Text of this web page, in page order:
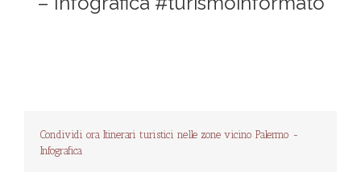
Condividi ora Itinerari turistici nelle zone vicino Palermo -
Infografica